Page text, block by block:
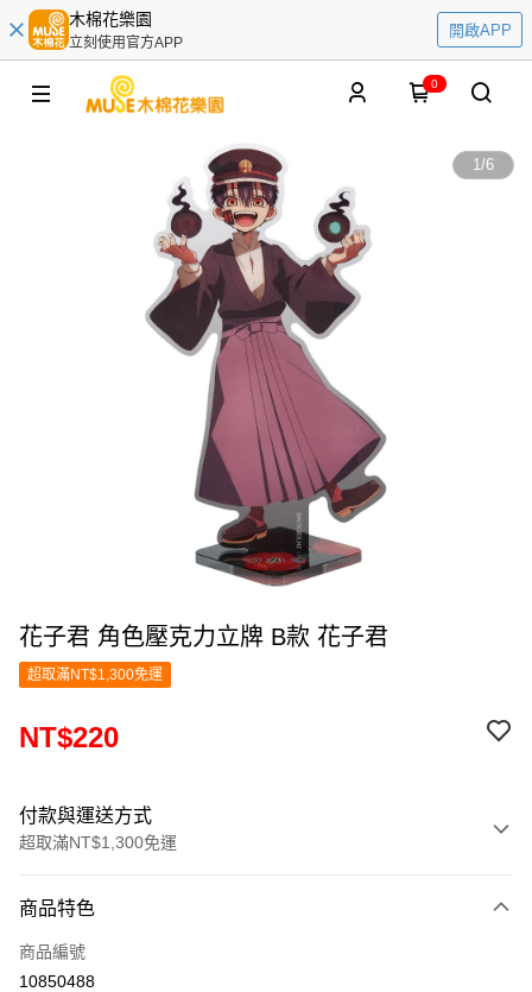
木棉花樂園
立刻使用官方APP
開啟APP
0
1/6
花子君 角色壓克力立牌 B款 花子君
超取滿NT$1,300免運
NT$220
付款與運送方式
超取滿NT$1,300免運
信用卡一次付款
超商取貨付款
商品特色
商品編號
10850488